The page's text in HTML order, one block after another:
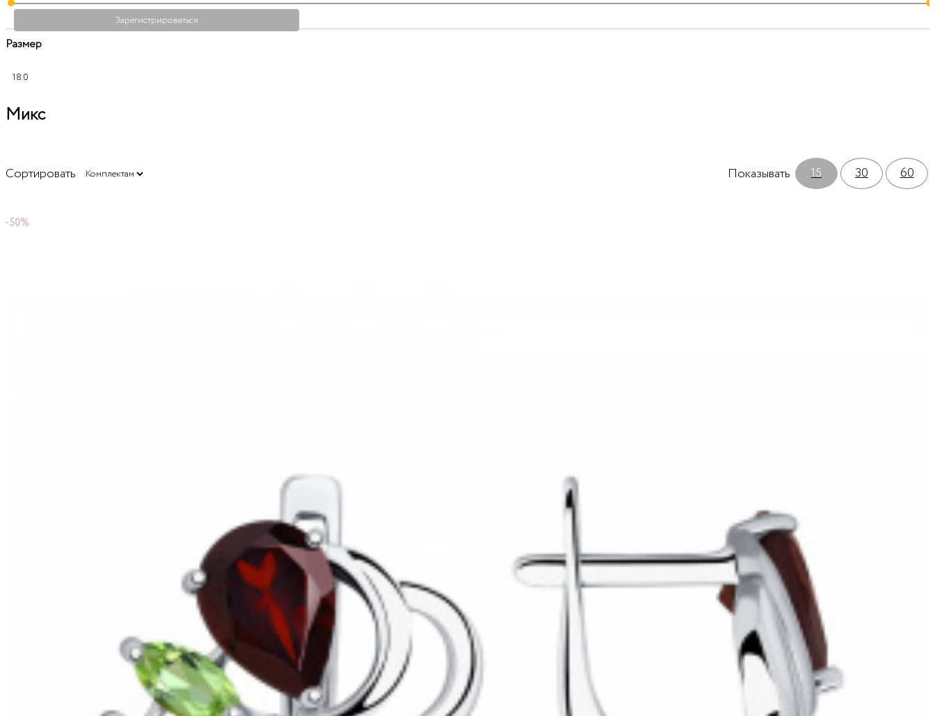
Размер
18.0
Микс
Сортировать Показывать 15 30 60
-50%
Зарегистрироваться